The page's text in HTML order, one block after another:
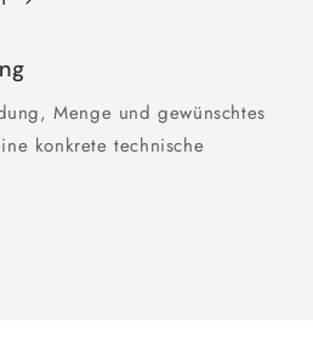
Menge und gewünschtes
konkrete technische